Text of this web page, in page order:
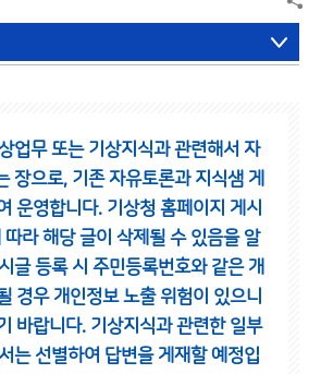
업무 또는 기상지식과 관련해서 자
장으로, 기존 자유토론과 지식샘 게
운영합니다. 기상청 홈페이지 게시
라 해당 글이 삭제될 수 있음을 알
글 등록 시 주민등록번호와 같은 개
경우 개인정보 노출 위험이 있으니
바랍니다. 기상지식과 관련한 일부
는 선별하여 답변을 게재할 예정입